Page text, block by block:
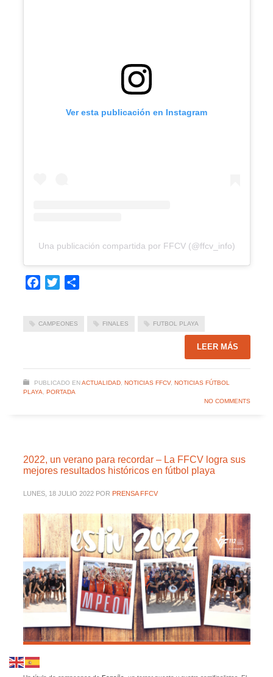
Ver esta publicación en Instagram
Una publicación compartida por FFCV (@ffcv_info)
Facebook
Twitter
CAMPEONES FINALES FUTBOL PLAYA
LEER MÁS
PUBLICADO EN ACTUALIDAD, NOTICIAS FFCV, NOTICIAS FÚTBOL
PLAYA
PORTADA
NO COMMENTS
2022, un verano para recordar – La FFCV logra sus
mejores resultados históricos en fútbol playa
LUNES, 18 JULIO 2022 POR PRENSA FFCV